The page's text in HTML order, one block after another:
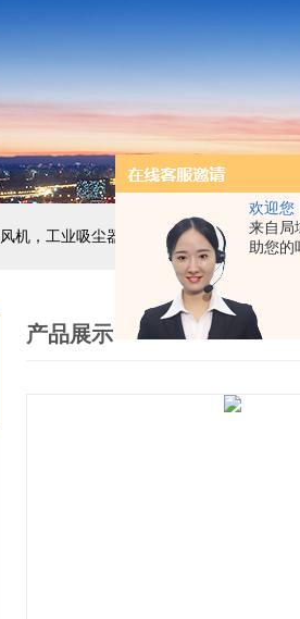
欢迎您
来自局
助您的
机，工业吸尘器，工业集尘机，减速机，
产品展示